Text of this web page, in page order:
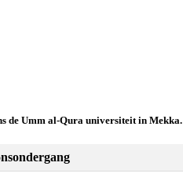
de Umm al-Qura universiteit in Mekka.